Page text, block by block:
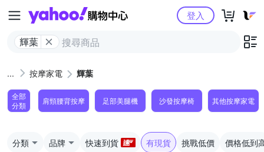
Yahoo購物中心
輝葉
登入
按摩家電 輝葉
全部
分類
肩頸腰背按摩 足部美腿機 沙發按摩椅 其他按摩家電
分類 品牌 快速到貨 有現貨 挑戰低價 價格低到